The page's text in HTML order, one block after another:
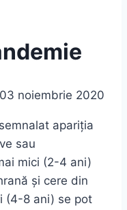
3 noiembrie 2020
apariția
sau
mici (2-4 ani)
și cere din
(4-8 ani) se pot